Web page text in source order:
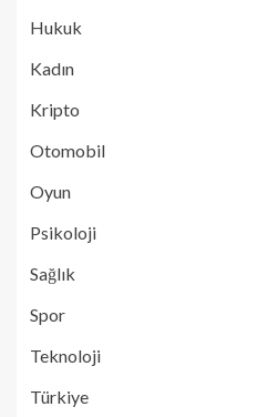
Hukuk
Kadın
Kripto
Otomobil
Oyun
Psikoloji
Sağlık
Spor
Teknoloji
Türkiye